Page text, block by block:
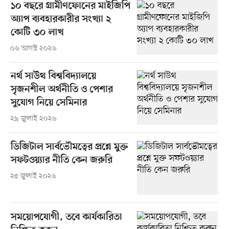
১০ বছরে গ্রামীণফোনের মাইজিপি
অ্যাপ ব্যবহারকারীর সংখ্যা ২
কোটি ৩০ লাখ
০৬ আগস্ট ২০২৬
নর্থ সাউথ বিশ্ববিদ্যালয়ে
সৃজনশীল অর্থনীতি ও পেশার
সুযোগ নিয়ে সেমিনার
২৯ জুলাই ২০২৬
ডিজিটাল সার্বভৌমত্বের প্রশ্নে মুক্ত
সফটওয়্যার নীতি কেন জরুরি
২৫ জুলাই ২০২৬
সময়োপযোগী, তবে কার্যকারিতা